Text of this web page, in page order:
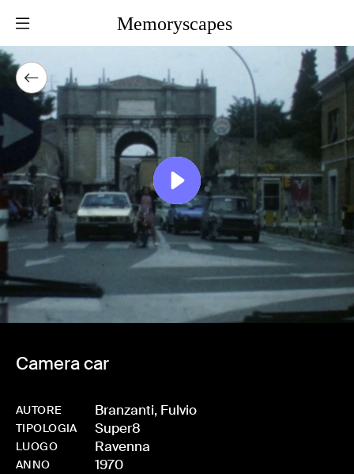
Memoryscapes
Camera car
AUTORE Branzanti, Fulvio
TIPOLOGIA Super8
LUOGO Ravenna
ANNO 1970